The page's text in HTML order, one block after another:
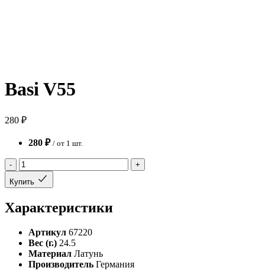
Basi V55
280 ₽
280 ₽ / от 1 шт.
-
+
Купить
Характеристики
Артикул 67220
Вес (г.) 24.5
Материал Латунь
Производитель Германия